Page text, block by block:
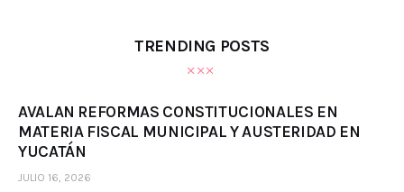
TRENDING POSTS
AVALAN REFORMAS CONSTITUCIONALES EN
MATERIA FISCAL MUNICIPAL Y AUSTERIDAD EN
YUCATÁN
JULIO 16, 2026